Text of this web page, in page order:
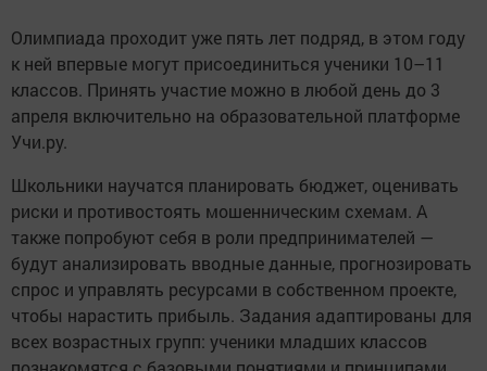
Олимпиада проходит уже пять лет подряд, в этом году
к ней впервые могут присоединиться ученики 10–11
классов. Принять участие можно в любой день до 3
апреля включительно на образовательной платформе
Учи.ру.
Школьники научатся планировать бюджет, оценивать
риски и противостоять мошенническим схемам. А
также попробуют себя в роли предпринимателей —
будут анализировать вводные данные, прогнозировать
спрос и управлять ресурсами в собственном проекте,
чтобы нарастить прибыль. Задания адаптированы для
всех возрастных групп: ученики младших классов